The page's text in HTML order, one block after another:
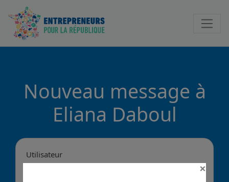
Nouveau message à
Eliana Daboul
Utilisateur
×